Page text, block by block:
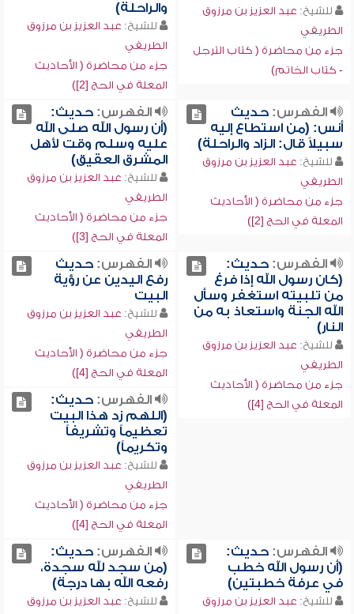
للشيخ: عبد العزيز بن مرزوق
الطريفي
جزء من محاضرة ( كتاب الترجل
- كتاب الخاتم)
والراحلة)
للشيخ: عبد العزيز بن مرزوق
الطريفي
جزء من محاضرة ( الأحاديث
المعلة في الحج [2])
الفهرس:حديث
أنس: (من استطاع إليه
سبيلاً قال: الزاد والراحلة)
للشيخ: عبد العزيز بن مرزوق
الطريفي
جزء من محاضرة ( الأحاديث
المعلة في الحج [2])
الفهرس:حديث:
(أن رسول الله صلى الله
عليه وسلم وقت لأهل
المشرق العقيق)
للشيخ: عبد العزيز بن مرزوق
الطريفي
جزء من محاضرة ( الأحاديث
المعلة في الحج [3])
الفهرس:حديث:
(كان رسول الله إذا فرغ
من تلبيته استغفر وسأل
الله الجنة واستعاذ به من
النار)
للشيخ: عبد العزيز بن مرزوق
الطريفي
جزء من محاضرة ( الأحاديث
المعلة في الحج [4])
الفهرس:حديث
رفع اليدين عن رؤية
البيت
للشيخ: عبد العزيز بن مرزوق
الطريفي
جزء من محاضرة ( الأحاديث
المعلة في الحج [4])
الفهرس:حديث:
(اللهم زد هذا البيت
تعظيماً وتشريفاً
وتكريماً)
للشيخ: عبد العزيز بن مرزوق
الطريفي
جزء من محاضرة ( الأحاديث
المعلة في الحج [4])
الفهرس:حديث:
(أن رسول الله خطب
في عرفة خطبتين)
للشيخ: عبد العزيز بن مرزوق
الفهرس:حديث:
(من سجد لله سجدة،
رفعه الله بها درجة)
للشيخ: عبد العزيز بن مرزوق